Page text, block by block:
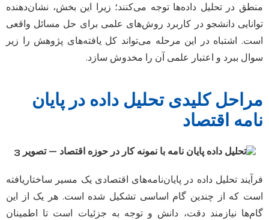
منطق در تحلیل داده‌ها توجه می‌کنند؛ زیرا این بخش، نشان‌دهنده
توانایی دانشجو در کاربرد روش‌های علمی برای حل مسائل واقعی
است. اشتباه در این مرحله می‌تواند کل یافته‌های پژوهش را زیر
سوال ببرد و اعتبار علمی آن را مخدوش سازد.
مراحل کلیدی تحلیل داده در پایان
نامه اقتصاد
فرآیند تحلیل داده در پایان‌نامه‌های اقتصادی یک مسیر ساختاریافته
است که از چندین گام اساسی تشکیل شده است. هر یک از این
گام‌ها نیازمند دقت، دانش و توجه به جزئیات است تا اطمینان